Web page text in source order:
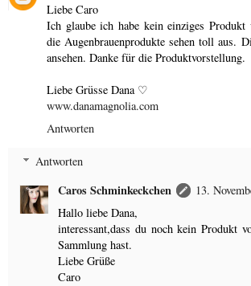
Liebe Caro
Ich glaube ich habe kein einziges
die Augenbrauenprodukte sehen toll aus.
ansehen. Danke für die Produktvorstellung.
Liebe Grüsse Dana ♡
www.danamagnolia.com
Antworten
Antworten
Caros Schminkeckchen
13.
Hallo liebe Dana,
interessant,dass du noch kein Produkt
Sammlung hast.
Liebe Grüße
Caro